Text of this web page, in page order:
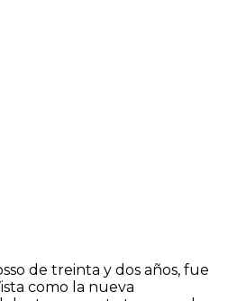
de treinta y dos años, fue
como la nueva